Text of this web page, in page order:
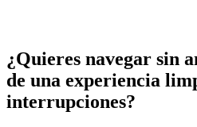
¿Quieres navegar sin
de una experiencia
interrupciones?